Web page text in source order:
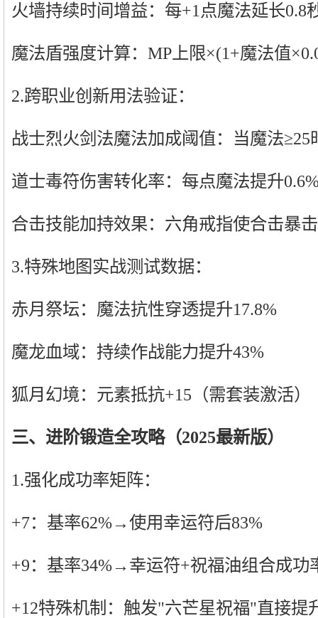
火墙持续时间增益：每+1点魔法延长0.8
魔法盾强度计算：MP上限×(1+魔法值
2.跨职业创新用法验证：
战士烈火剑法魔法加成阈值：当魔法≥25
道士毒符伤害转化率：每点魔法提升
合击技能加持效果：六角戒指使合击暴
3.特殊地图实战测试数据：
赤月祭坛：魔法抗性穿透提升17.8%
魔龙血域：持续作战能力提升43%
狐月幻境：元素抵抗+15（需套装激活）
三、进阶锻造全攻略（2025最新版）
1.强化成功率矩阵：
+7：基率62%→使用幸运符后83%
+9：基率34%→幸运符+祝福油组合成功
+12特殊机制：触发"六芒星祝福"直接提